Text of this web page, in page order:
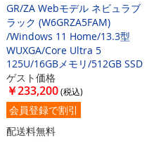
GR/ZA Webモデル ネビュラブ
ラック (W6GRZA5FAM)
/Windows 11 Home/13.3型
WUXGA/Core Ultra 5
125U/16GBメモリ/512GB SSD
ゲスト価格
￥233,200
会員登録で割引
配送料無料